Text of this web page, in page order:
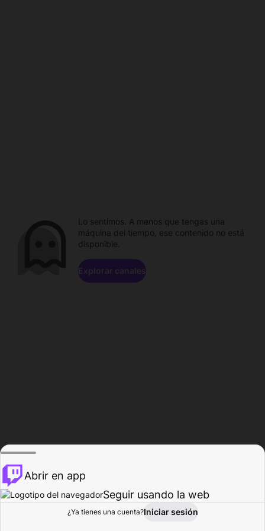
Explorar Actividad
Lo sentimos. A menos que tengas una
máquina del tiempo, ese contenido no está
disponible.
Explorar canales
Abrir en app
Seguir usando la web
¿Ya tienes una cuenta?Iniciar sesión